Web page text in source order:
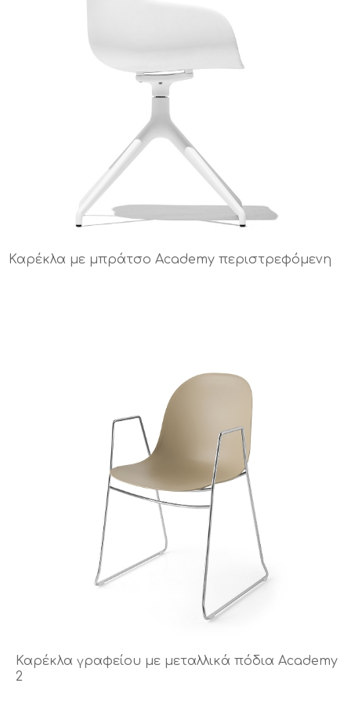
Καρέκλα με μπράτσο Academy περιστρεφόμενη
Καρέκλα γραφείου με μεταλλικά πόδια Academy
2